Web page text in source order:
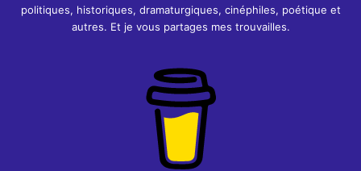
politiques, historiques, dramaturgiques, cinéphiles, poétique et
autres. Et je vous partages mes trouvailles.